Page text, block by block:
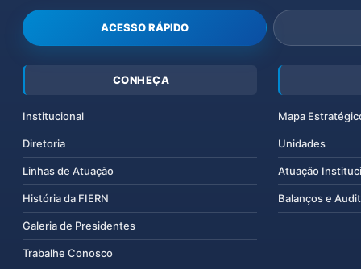
ACESSO RÁPIDO
CONHEÇA
Institucional
Diretoria
Linhas de Atuação
História da FIERN
Galeria de Presidentes
Trabalhe Conosco
Mapa
Unidades
Atuação
Balanços e